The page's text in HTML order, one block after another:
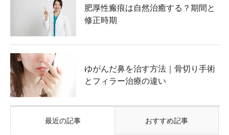
肥厚性瘢痕は自然治癒する？期間と
修正時期
ゆがんだ鼻を治す方法｜骨切り手術
とフィラー治療の違い
最近の記事 おすすめ記事